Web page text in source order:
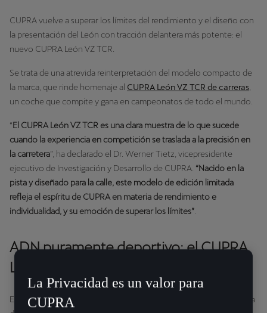
CUPRA vuelve a superar los límites del rendimiento y el diseño con
la presentación del León con tracción delantera más potente: el
nuevo CUPRA León VZ TCR.
Se trata de una atrevida reinterpretación del modelo compacto de
la marca, que rinde homenaje al CUPRA León VZ TCR de carreras
un coche que compite y gana en campeonatos de todo el mundo.
“El CUPRA León VZ TCR es una clara muestra de lo que sucede
cuando la experiencia en competición se traslada a la precisión en
la carretera”, ha declarado el Dr. Werner Tietz, vicepresidente
ejecutivo de Investigación y Desarrollo de CUPRA. “Nacido en la
pista y diseñado para la calle, este modelo de edición limitada
refleja el espíritu de CUPRA en materia de rendimiento e
individualidad, y su emoción de superar los límites”
ADN puramente deportivo: el CUPRA
León VZ TCR
En su corazón se encuentra un motor turboalimentado de gasolina
La Privacidad es un valor para
CUPRA